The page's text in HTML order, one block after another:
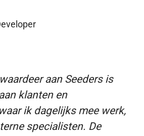
aan Seeders is
klanten en
ik dagelijks mee werk,
specialisten. De